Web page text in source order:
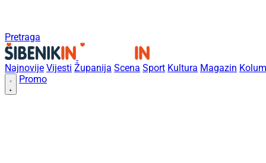
Pretraga
Najnovije Vijesti Županija Scena Sport Kultura Magazin
Promo